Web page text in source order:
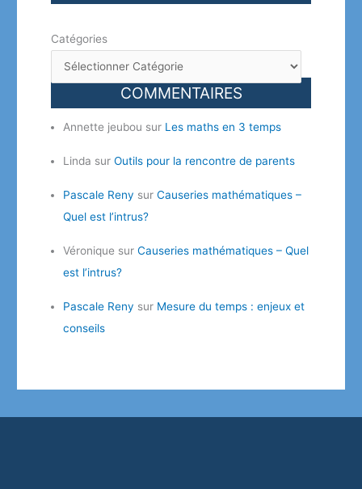
Catégories
COMMENTAIRES
Annette jeubou sur Les maths en 3 temps
Linda surOutils pour la rencontre de parents
Pascale Reny surCauseries mathématiques –
Quel est l’intrus?
Véronique surCauseries mathématiques – Quel
est l’intrus?
Pascale Reny sur Mesure du temps : enjeux et
conseils